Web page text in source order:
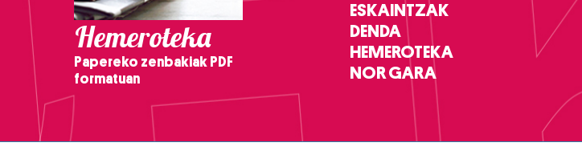
Hemeroteka
Papereko zenbakiak PDF
formatuan
ESKAINTZAK
DENDA
HEMEROTEKA
NOR GARA